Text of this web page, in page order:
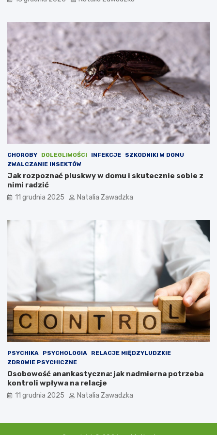
z
i
e
ć
o
t
e
j
d
o
l
e
g
l
i
w
ś
i
?
CHOROBY DOLEGLIWOŚCI INFEKCJE
SZKODNIKI W DOMU
ZWALCZANIE INSEKTÓW
Jak rozpoznać pluskwy w domu i skutecznie sobie z
nimi radzić
11 grudnia 2025 Natalia Zawadzka
PSYCHIKA PSYCHOLOGIA
RELACJE MIĘDZYLUDZKIE
ZDROWIE PSYCHICZNE
Osobowość anankastyczna: jak nadmierna potrzeba
kontroli wpływa na relacje
11 grudnia 2025 Natalia Zawadzka